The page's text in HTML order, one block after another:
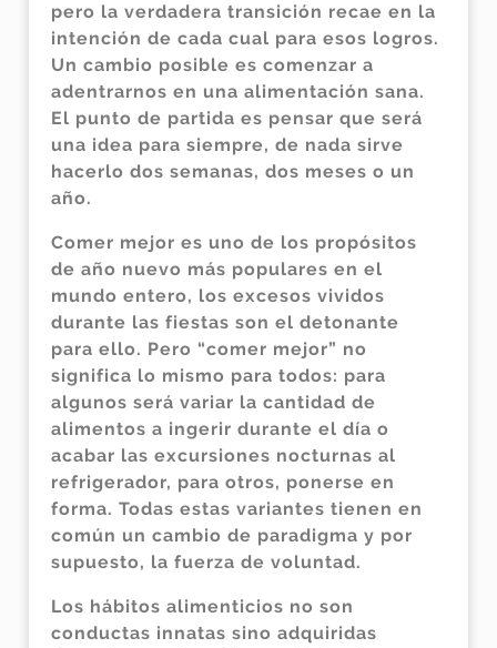
pero la verdadera transición recae en la
intención de cada cual para esos logros.
Un cambio posible es comenzar a
adentrarnos en una alimentación sana.
El punto de partida es pensar que será
una idea para siempre, de nada sirve
hacerlo dos semanas, dos meses o un
año.
Comer mejor es uno de los propósitos
de año nuevo más populares en el
mundo entero, los excesos vividos
durante las fiestas son el detonante
para ello. Pero “comer mejor” no
significa lo mismo para todos: para
algunos será variar la cantidad de
alimentos a ingerir durante el día o
acabar las excursiones nocturnas al
refrigerador, para otros, ponerse en
forma. Todas estas variantes tienen en
común un cambio de paradigma y por
supuesto, la fuerza de voluntad.
Los hábitos alimenticios no son
conductas innatas sino adquiridas